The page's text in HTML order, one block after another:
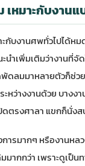
หมาะกับงานแ
บงานศพทั่วไปได้หม
นำเพิ่มเติมว่างานที่จั
ดลมมาหลายตัวก็ช่ว
หว่างงานด้วย บางงา
ตรงศาลา แขกก็นั่ง
ารมากๆ หรืองานหล
มากกว่า เพราะดูเป็น